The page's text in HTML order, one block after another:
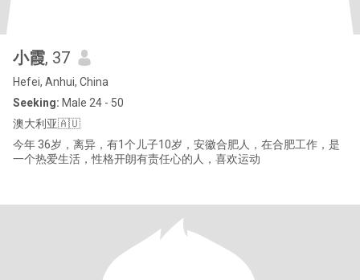
小霞, 37
Hefei, Anhui, China
Seeking: Male 24 - 50
澳大利亚🇦🇺
今年 36岁，离异，有1个儿子10岁，安徽合肥人，在合肥工作，是
一个热爱生活，性格开朗有责任心的人，喜欢运动